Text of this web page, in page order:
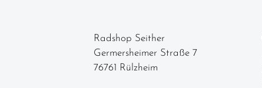
Radshop Seither
Germersheimer Straße 7
76761 Rülzheim